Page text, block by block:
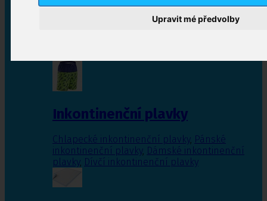
Upravit mé předvolby
Inkontinenční vložky
Inkontinenční plavky
Chlapecké inkontinenční plavky, Pánské
inkontinenční plavky, Dámské inkontinenční
plavky, Dívčí inkontinenční plavky